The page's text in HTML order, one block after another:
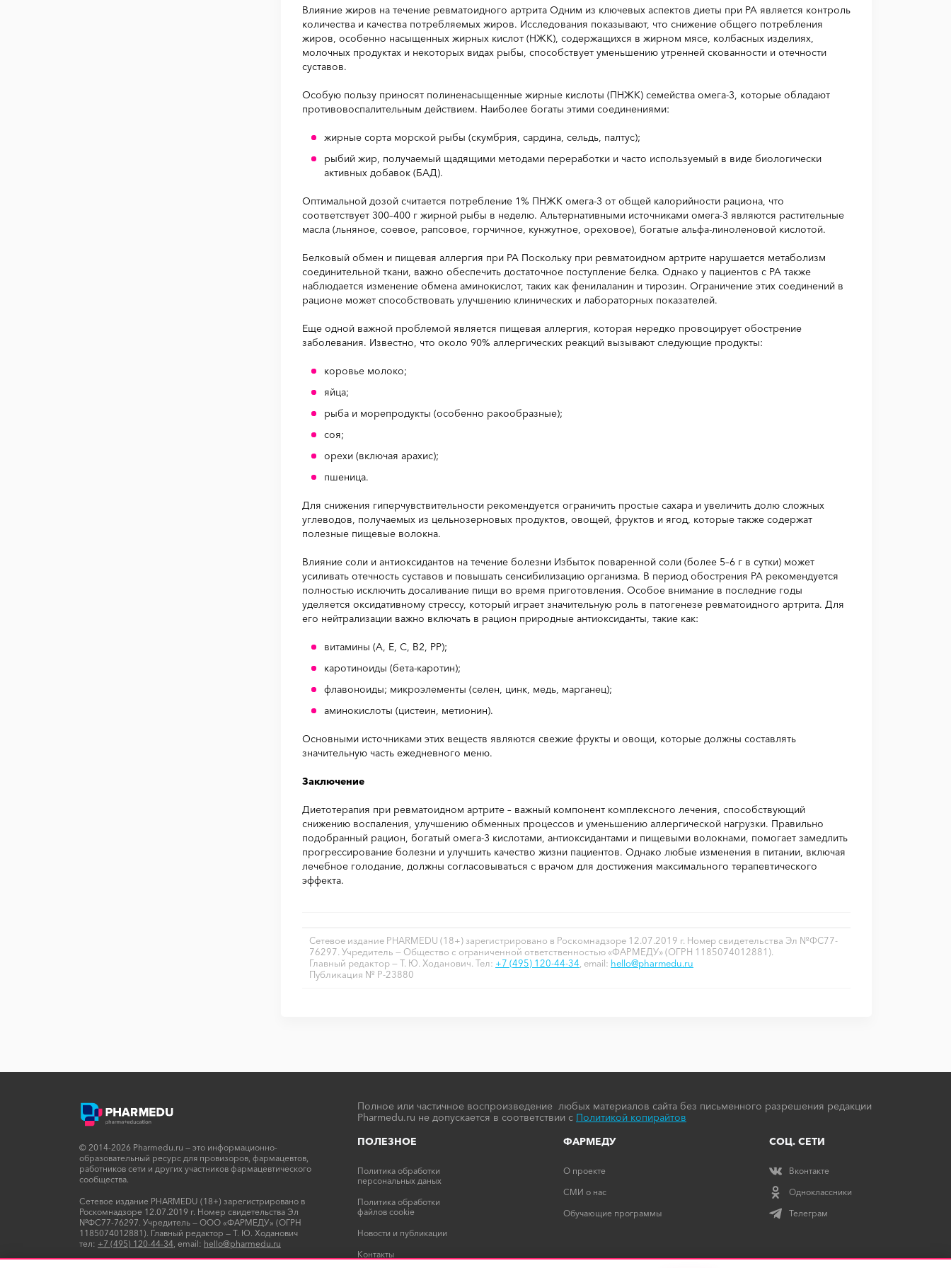
Влияние жиров на течение ревматоидного артрита Одним из ключевых аспектов диеты при РА является контроль
количества и качества потребляемых жиров. Исследования показывают, что снижение общего потребления
жиров, особенно насыщенных жирных кислот (НЖК), содержащихся в жирном мясе, колбасных изделиях,
молочных продуктах и некоторых видах рыбы, способствует уменьшению утренней скованности и отечности
суставов.
Особую пользу приносят полиненасыщенные жирные кислоты (ПНЖК) семейства омега-3, которые обладают
противовоспалительным действием. Наиболее богаты этими соединениями:
жирные сорта морской рыбы (скумбрия, сардина, сельдь, палтус);
рыбий жир, получаемый щадящими методами переработки и часто используемый в виде биологически
активных добавок (БАД).
Оптимальной дозой считается потребление 1% ПНЖК омега-3 от общей калорийности рациона, что
соответствует 300–400 г жирной рыбы в неделю. Альтернативными источниками омега-3 являются растительные
масла (льняное, соевое, рапсовое, горчичное, кунжутное, ореховое), богатые альфа-линоленовой кислотой.
Белковый обмен и пищевая аллергия при РА Поскольку при ревматоидном артрите нарушается метаболизм
соединительной ткани, важно обеспечить достаточное поступление белка. Однако у пациентов с РА также
наблюдается изменение обмена аминокислот, таких как фенилаланин и тирозин. Ограничение этих соединений в
рационе может способствовать улучшению клинических и лабораторных показателей.
Еще одной важной проблемой является пищевая аллергия, которая нередко провоцирует обострение
заболевания. Известно, что около 90% аллергических реакций вызывают следующие продукты:
коровье молоко;
яйца;
рыба и морепродукты (особенно ракообразные);
соя;
орехи (включая арахис);
пшеница.
Для снижения гиперчувствительности рекомендуется ограничить простые сахара и увеличить долю сложных
углеводов, получаемых из цельнозерновых продуктов, овощей, фруктов и ягод, которые также содержат
полезные пищевые волокна.
Влияние соли и антиоксидантов на течение болезни Избыток поваренной соли (более 5–6 г в сутки) может
усиливать отечность суставов и повышать сенсибилизацию организма. В период обострения РА рекомендуется
полностью исключить досаливание пищи во время приготовления. Особое внимание в последние годы
уделяется оксидативному стрессу, который играет значительную роль в патогенезе ревматоидного артрита. Для
его нейтрализации важно включать в рацион природные антиоксиданты, такие как:
витамины (А, Е, С, В2, РР);
каротиноиды (бета-каротин);
флавоноиды; микроэлементы (селен, цинк, медь, марганец);
аминокислоты (цистеин, метионин).
Основными источниками этих веществ являются свежие фрукты и овощи, которые должны составлять
значительную часть ежедневного меню.
Заключение
Диетотерапия при ревматоидном артрите – важный компонент комплексного лечения, способствующий
снижению воспаления, улучшению обменных процессов и уменьшению аллергической нагрузки. Правильно
подобранный рацион, богатый омега-3 кислотами, антиоксидантами и пищевыми волокнами, помогает замедлить
прогрессирование болезни и улучшить качество жизни пациентов. Однако любые изменения в питании, включая
лечебное голодание, должны согласовываться с врачом для достижения максимального терапевтического
эффекта.
Сетевое издание PHARMEDU (18+) зарегистрировано в Роскомнадзоре 12.07.2019 г. Номер свидетельства Эл №ФС77-
76297. Учредитель — Общество с ограниченной ответственностью «ФАРМЕДУ» (ОГРН 1185074012881).
Главный редактор — Т. Ю. Ходанович. Тел: +7 (495) 120-44-34 , email: hello@pharmedu.ru
Публикация № P-23880
© 2014-2026 Pharmedu.ru — это информационно-
образовательный ресурс для провизоров, фармацевтов,
работников сети и других участников фармацевтического
сообщества.
Сетевое издание PHARMEDU (18+) зарегистрировано в
Роскомнадзоре 12.07.2019 г. Номер свидетельства Эл
№ФС77-76297. Учредитель — ООО «ФАРМЕДУ» (ОГРН
1185074012881). Главный редактор — Т. Ю. Ходанович
тел: +7 (495) 120-44-34, email: hello@pharmedu.ru
Полное или частичное воспроизведение любых материалов сайта без письменного разрешения редакции
Pharmedu.ru не допускается в соответствии с Политикой копирайтов
ПОЛЕЗНОЕ
Политика обработки
персональных даных
Политика обработки
файлов cookie
Новости и публикации
Контакты
ФАРМЕДУ
О проекте
СМИ о нас
Обучающие программы
СОЦ. СЕТИ
Вконтакте
Одноклассники
Телеграм